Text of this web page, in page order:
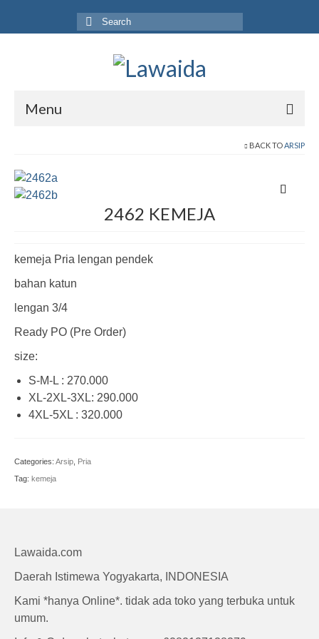
Search
for:
Menu
Produk
Jurnal
BACK TOARSIP
2462 KEMEJA
kemeja Pria lengan pendek
bahan katun
lengan 3/4
Ready PO (Pre Order)
size:
S-M-L : 270.000
XL-2XL-3XL: 290.000
4XL-5XL : 320.000
Categories: Arsip, Pria
Tag: kemeja
Lawaida.com
Daerah Istimewa Yogyakarta, INDONESIA
Kami *hanya Online*. tidak ada toko yang terbuka untuk
umum.